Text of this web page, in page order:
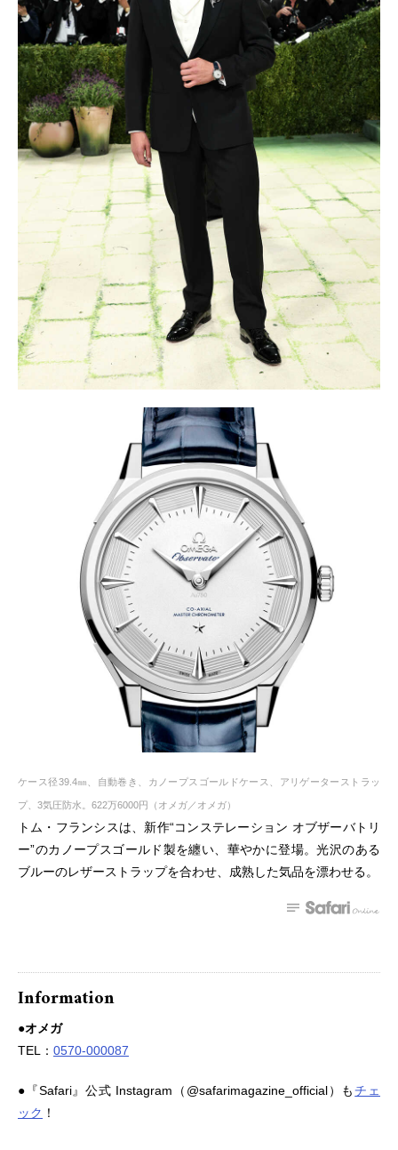
ケース径39.4㎜、自動巻き、カノープスゴールドケース、アリゲーターストラッ
プ、3気圧防水。622万6000円（オメガ／オメガ）
トム・フランシスは、新作“コンステレーション オブザーバトリ
ー”のカノープスゴールド製を纏い、華やかに登場。光沢のある
ブルーのレザーストラップを合わせ、成熟した気品を漂わせる。
Information
●オメガ
TEL： 0570-000087
●『Safari』公式 Instagram（@safarimagazine_official）もチェ
ック ！